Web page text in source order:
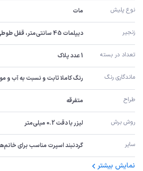
نوع پلیش مات
زنجیر دیپلمات 45 سانتی‌متر، قفل طوطی
تعداد در بسته 1 عدد پلاک
ماندگاری رنگ رنگ کاملا ثابت و نسبت به آب و
طراح متفرقه
روش برش لیزر با دقت 0.2 میلی‌متر
سایر گردنبند اسپرت مناسب برای خانم‌ها و آقایان
نمایش بیشتر